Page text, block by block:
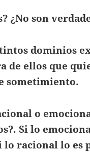
¿No son
dominios
de ellos que
sometimiento.
o
Si lo
racional lo es